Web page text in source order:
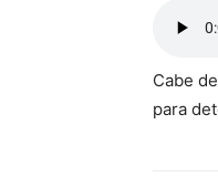
Cabe
para